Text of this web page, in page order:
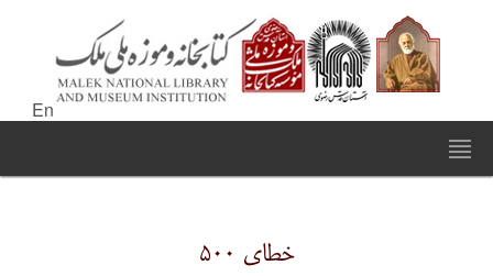
En
خطای ۵۰۰